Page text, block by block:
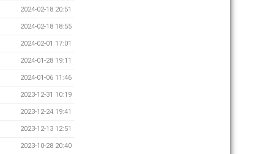
2024-02-18 20:51
2024-02-18 18:55
2024-02-01 17:01
2024-01-28 19:11
2024-01-06 11:46
2023-12-31 10:19
2023-12-24 19:41
2023-12-13 12:51
2023-10-28 20:40